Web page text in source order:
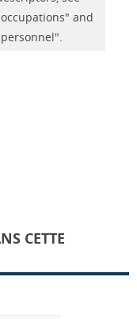
and
CETTE